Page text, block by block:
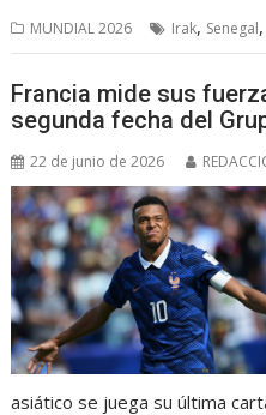
MUNDIAL 2026 Irak, Senegal,
Francia mide sus
segunda fecha del
22 de junio de 2026
asiático se juega su última